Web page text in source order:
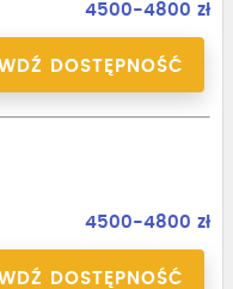
4500-4800 zł
DOSTĘPNOŚĆ
4500-4800 zł
DOSTĘPNOŚĆ